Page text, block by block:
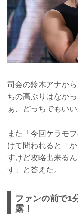
司会の鈴木アナか
ちの高ぶりはなか
ぁ、どっちでもい
また「今回ケラモ
けて問われると「
すけど攻略出来る
す」と答えた。
ファンの前で1
露！